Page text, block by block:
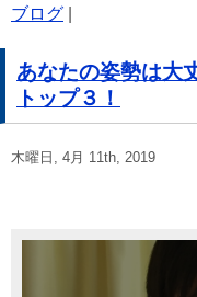
ブログ
あなたの姿勢は大
トップ３！
木曜日, 4月 11th, 2019